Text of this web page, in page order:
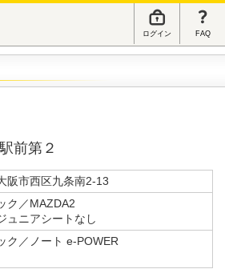
ログイン FAQ
前第２
阪市西区九条南2-13
ク／MAZDA2
ュニアシートなし
ク／ノート e-POWER